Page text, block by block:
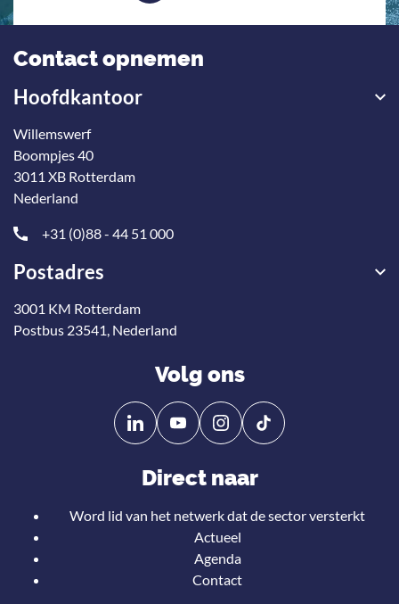
Contact opnemen
Hoofdkantoor
Willemswerf
Boompjes 40
3011 XB Rotterdam
Nederland
+31 (0)88 - 44 51 000
Postadres
3001 KM Rotterdam
Postbus 23541, Nederland
Volg ons
Volg
ons
Linkedin
Volg
ons
YouTube
Direct naar
Word lid van het netwerk dat de sector versterkt
Actueel
Agenda
Contact